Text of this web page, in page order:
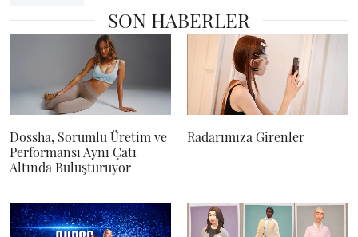
SON HABERLER
Dossha, Sorumlu Üretim ve
Performansı Aynı Çatı
Altında Buluşturuyor
Radarımıza Girenler